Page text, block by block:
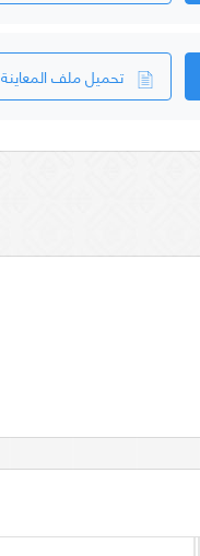
تحميل ملف المعاينة